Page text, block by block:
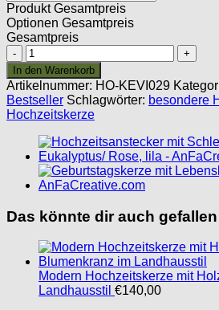
Produkt Gesamtpreis
Optionen Gesamtpreis
Gesamtpreis
Hochzeitskerze
Vintage
mit
Hirsch
und
Reh
Menge
In den Warenkorb
Artikelnummer: HO-KEVI029
Bestseller Schlagwörter: besondere
Hochzeitskerze
Das könnte dir auch
Modern Hochzeitskerze mit
Landhausstil €140,00